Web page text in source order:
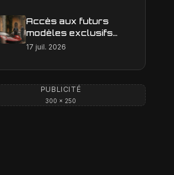
Accès aux futurs
modèles exclusifs
Ferrari : l'achat
est-il une réalité ?
17 juil. 2026
PUBLICITÉ
300 × 250